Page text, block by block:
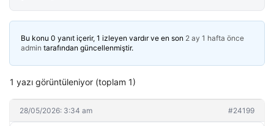
Bu konu 0 yanıt içerir, 1 izleyen vardır ve en son 2 ay 1 hafta önce
admin tarafından güncellenmiştir.
1 yazı görüntüleniyor (toplam 1)
28/05/2026: 3:34 am #24199